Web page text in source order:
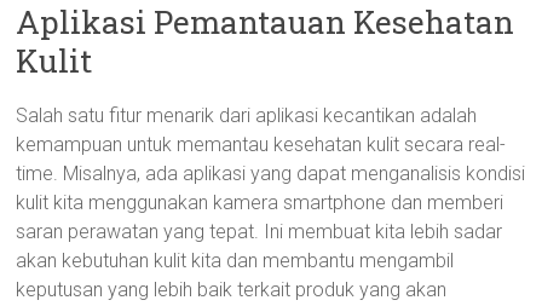
Aplikasi Pemantauan Kesehatan
Kulit
Salah satu fitur menarik dari aplikasi kecantikan adalah
kemampuan untuk memantau kesehatan kulit secara real-
time. Misalnya, ada aplikasi yang dapat menganalisis kondisi
kulit kita menggunakan kamera smartphone dan memberi
saran perawatan yang tepat. Ini membuat kita lebih sadar
akan kebutuhan kulit kita dan membantu mengambil
keputusan yang lebih baik terkait produk yang akan